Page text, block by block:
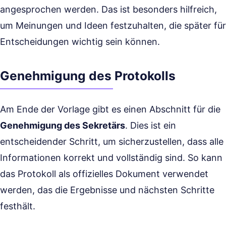
angesprochen werden. Das ist besonders hilfreich,
um Meinungen und Ideen festzuhalten, die später für
Entscheidungen wichtig sein können.
Genehmigung des Protokolls
Am Ende der Vorlage gibt es einen Abschnitt für die
Genehmigung des Sekretärs. Dies ist ein
entscheidender Schritt, um sicherzustellen, dass alle
Informationen korrekt und vollständig sind. So kann
das Protokoll als offizielles Dokument verwendet
werden, das die Ergebnisse und nächsten Schritte
festhält.